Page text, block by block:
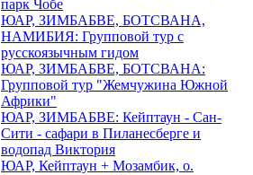
парк Чобе
ЮАР, ЗИМБАБВЕ, БОТСВАНА,
НАМИБИЯ: Групповой тур с
русскоязычным гидом
ЮАР, ЗИМБАБВЕ, БОТСВАНА:
Групповой тур "Жемчужина Южной
Африки"
ЮАР, ЗИМБАБВЕ: Кейптаун - Сан-
Сити - сафари в Пиланесберге и
водопад Виктория
ЮАР, Кейптаун + Мозамбик, о.